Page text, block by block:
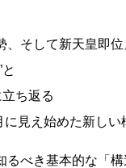
、そして新天皇即
立ち返る
見え始めた新しい
べき基本的な「構